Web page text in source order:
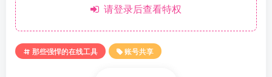
请登录后查看特权
那些强悍的在线工具 账号共享